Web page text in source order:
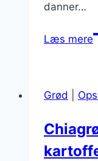
danner…
Læs mere
Grød